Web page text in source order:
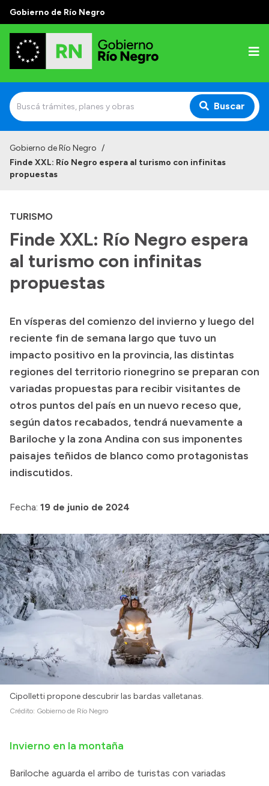
Gobierno de Río Negro
Buscar
Autoridades
Autoridades y Organismos
Discursos en la Legislatura
Casa de Gobierno
Acerca de Río Negro
Geografía
Invertí en Río Negro
Transparencia
Presupuesto
Boletín Oficial
Compras y licitaciones
Consulta de pago a proveedores
Intranet
Login
Gobierno de Río Negro /
Finde XXL: Río Negro espera al turismo con infinitas
propuestas
TURISMO
Finde XXL: Río Negro espera
al turismo con infinitas
propuestas
En vísperas del comienzo del invierno y luego del
reciente fin de semana largo que tuvo un
impacto positivo en la provincia, las distintas
regiones del territorio rionegrino se preparan con
variadas propuestas para recibir visitantes de
otros puntos del país en un nuevo receso que,
según datos recabados, tendrá nuevamente a
Bariloche y la zona Andina con sus imponentes
paisajes teñidos de blanco como protagonistas
indiscutidos.
Fecha: 19 de junio de 2024
Cipolletti propone descubrir las bardas valletanas.
Crédito: Gobierno de Río Negro
Invierno en la montaña
Bariloche aguarda el arribo de turistas con variadas